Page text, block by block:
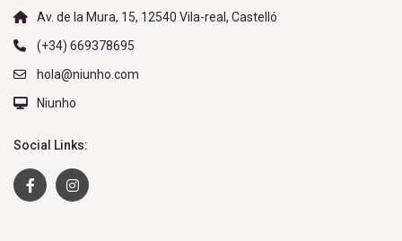
Av. de la Mura, 15, 12540 Vila-real, Castelló
(+34) 669378695
hola@niunho.com
Niunho
Social Links: